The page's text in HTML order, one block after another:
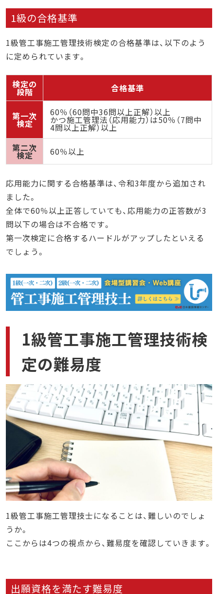
1級の合格基準
1級管工事施工管理技術検定の合格基準は、以下のよう
に定められています。
検定の
段階 合格基準
第一次
検定
60％（60問中36問以上正解）以上
かつ施工管理法（応用能力）は50％（7問中
4問以上正解）以上
第二次
検定 60％以上
応用能力に関する合格基準は、令和3年度から追加され
ました。
全体で60％以上正答していても、応用能力の正答数が3
問以下の場合は不合格です。
第一次検定に合格するハードルがアップしたといえる
でしょう。
1級管工事施工管理技術検
定の難易度
1級管工事施工管理技士になることは、難しいのでしょ
うか。
ここからは4つの視点から、難易度を確認していきます。
出願資格を満たす難易度